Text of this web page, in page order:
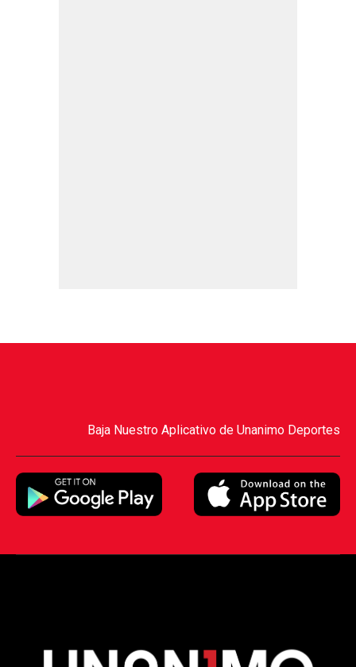
Baja Nuestro Aplicativo de Unanimo Deportes